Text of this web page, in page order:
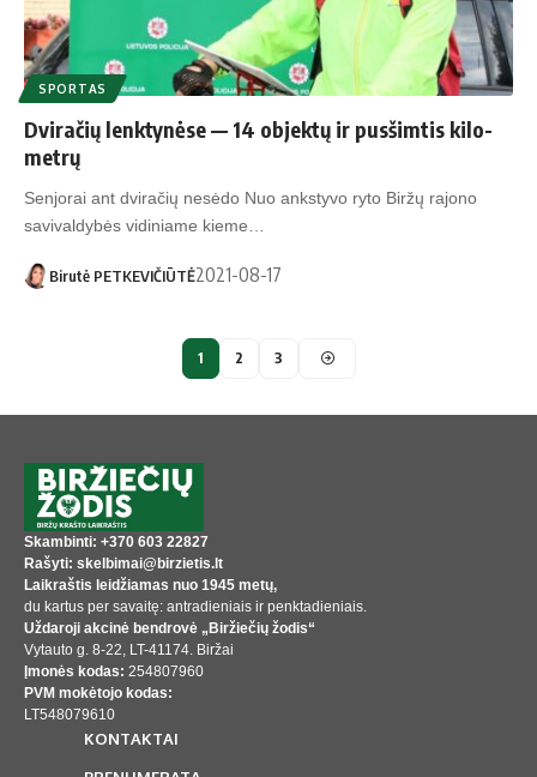
SPORTAS
Dvi­ra­čių lenk­ty­nė­se — 14 ob­jek­tų ir pus­šim­tis ki­lo­
met­rų
Senjorai ant dviračių nesėdo Nuo ankstyvo ryto Biržų rajono
savivaldybės vidiniame kieme…
Birutė PETKEVIČIŪTĖ2021-08-17
1 2 3
Skambinti: +370 603 22827
Rašyti: skelbimai@birzietis.lt
Laikraštis leidžiamas nuo 1945 metų,
du kartus per savaitę: antradieniais ir penktadieniais.
Uždaroji akcinė bendrovė „Biržiečių žodis“
Vytauto g. 8-22, LT-41174. Biržai
Įmonės kodas: 254807960
PVM mokėtojo kodas:
LT548079610
KONTAKTAI